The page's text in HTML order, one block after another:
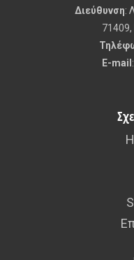
Διεύθυνση:
71409,
E-mail :